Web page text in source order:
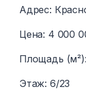
Адрес:
Цена: 4 000
Площадь (м²):
Этаж: 6/23